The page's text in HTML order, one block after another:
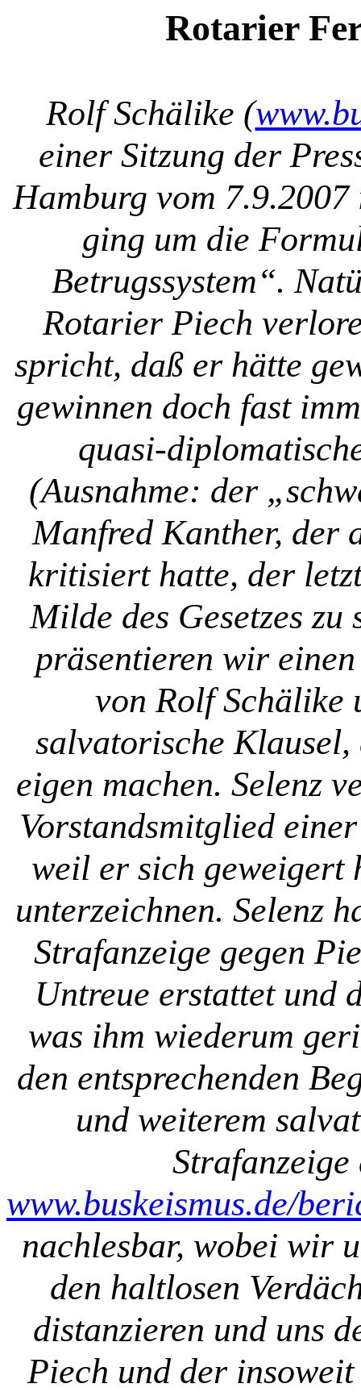
Rotarier
Rolf Schälike (
einer Sitzung der
Hamburg vom 7.9.2007
ging um die
Betrugssystem“.
Rotarier Piech
spricht, daß er hätte
gewinnen doch fast
quasi-
(Ausnahme: der
Manfred Kanther, der
kritisiert hatte, der
Milde des Gesetzes
präsentieren wir
von Rolf Schälike
salvatorische
eigen machen. Selenz
Vorstandsmitglied
weil er sich geweigert
unterzeichnen. Selenz
Strafanzeige gegen
Untreue erstattet und
was ihm wiederum
den entsprechenden
und weiterem
www.buskeismus.de/
nachlesbar, wobei wir
den haltlosen
distanzieren und uns
Piech und der